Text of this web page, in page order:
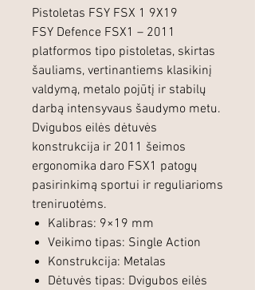
Pistoletas FSY FSX 1 9X19
FSY Defence FSX1 – 2011
platformos tipo pistoletas, skirtas
šauliams, vertinantiems klasikinį
valdymą, metalo pojūtį ir stabilų
darbą intensyvaus šaudymo metu.
Dvigubos eilės dėtuvės
konstrukcija ir 2011 šeimos
ergonomika daro FSX1 patogų
pasirinkimą sportui ir reguliarioms
treniruotėms.
Kalibras: 9×19 mm
Veikimo tipas: Single Action
Konstrukcija: Metalas
Dėtuvės tipas: Dvigubos eilės